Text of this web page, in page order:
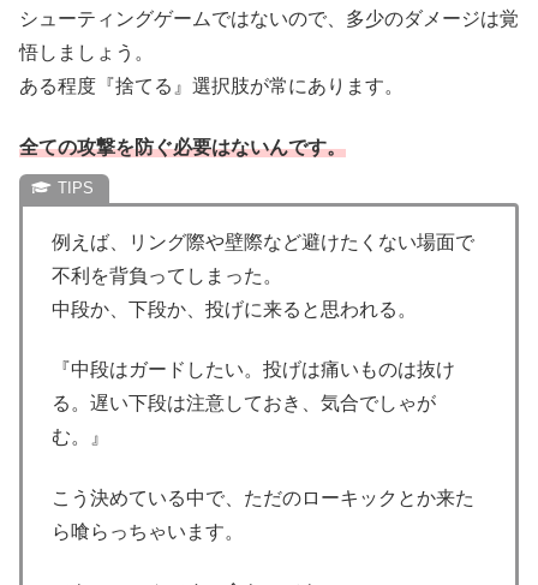
シューティングゲームではないので、多少のダメージは覚
悟しましょう。
ある程度『捨てる』選択肢が常にあります。
全ての攻撃を防ぐ必要はないんです。
例えば、リング際や壁際など避けたくない場面で
不利を背負ってしまった。
中段か、下段か、投げに来ると思われる。
『中段はガードしたい。投げは痛いものは抜け
る。遅い下段は注意しておき、気合でしゃが
む。』
こう決めている中で、ただのローキックとか来た
ら喰らっちゃいます。